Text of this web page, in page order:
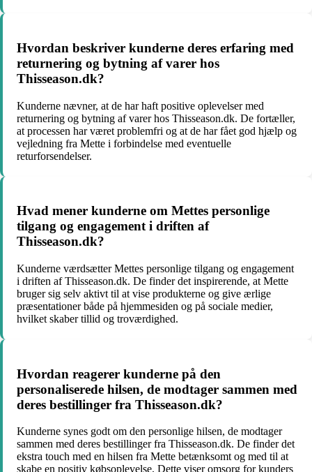
Hvordan beskriver kunderne deres erfaring med
returnering og bytning af varer hos
Thisseason.dk?
Kunderne nævner, at de har haft positive oplevelser med
returnering og bytning af varer hos Thisseason.dk. De fortæller,
at processen har været problemfri og at de har fået god hjælp og
vejledning fra Mette i forbindelse med eventuelle
returforsendelser.
Hvad mener kunderne om Mettes personlige
tilgang og engagement i driften af
Thisseason.dk?
Kunderne værdsætter Mettes personlige tilgang og engagement
i driften af Thisseason.dk. De finder det inspirerende, at Mette
bruger sig selv aktivt til at vise produkterne og give ærlige
præsentationer både på hjemmesiden og på sociale medier,
hvilket skaber tillid og troværdighed.
Hvordan reagerer kunderne på den
personaliserede hilsen, de modtager sammen med
deres bestillinger fra Thisseason.dk?
Kunderne synes godt om den personlige hilsen, de modtager
sammen med deres bestillinger fra Thisseason.dk. De finder det
ekstra touch med en hilsen fra Mette betænksomt og med til at
skabe en positiv købsoplevelse. Dette viser omsorg for kunders